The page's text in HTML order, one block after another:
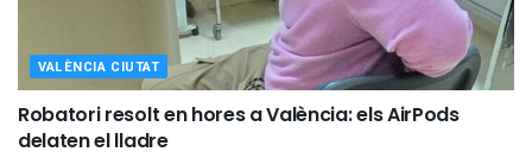
VALÈNCIA CIUTAT
Robatori resolt en hores a València: els AirPods
delaten el lladre